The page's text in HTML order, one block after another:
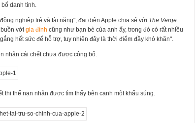
danh tính.
nghiệp trẻ và tài năng", đại diện Apple chia sẻ với The Verge.
với gia đình cũng như bạn bè của anh ấy, trong đó có rất nhiều
hết sức để hỗ trợ, tuy nhiên đây là thời điểm đầy khó khăn".
nhân cái chết chưa được công bố.
thi thể nạn nhân được tìm thấy bên cạnh một khẩu súng.